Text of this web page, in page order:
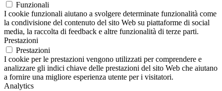
Funzionali
I cookie funzionali aiutano a svolgere determinate funzionalità come
la condivisione del contenuto del sito Web su piattaforme di social
media, la raccolta di feedback e altre funzionalità di terze parti.
Prestazioni
Prestazioni
I cookie per le prestazioni vengono utilizzati per comprendere e
analizzare gli indici chiave delle prestazioni del sito Web che aiutano
a fornire una migliore esperienza utente per i visitatori.
Analytics